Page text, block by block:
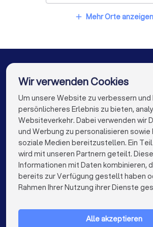
Hochzeitsfotografen in
Hochzeitsfotografen in
Hochzeitsfotografen in
Hochzeitsfotografen in
Hochzeitsfotografen in
Hochzeitsfotografen in
Hochzeitsfotografen in
Hochzeitsfotografen in
add Mehr Orte anzeigen
Die besten Unternehmen für Sie
info@trustlocal.de
FÜR PRIVATPERSONEN
Wir verwenden Cookies
Um unsere Website zu verbessern und
persönlicheres Erlebnis zu bieten,
Websiteverkehr. Dabei verwenden wir
und Werbung zu personalisieren sowie
soziale Medien bereitzustellen. Ein
wird mit unseren Partnern geteilt.
Informationen mit Daten kombinieren,
bereits zur Verfügung gestellt haben
Rahmen Ihrer Nutzung ihrer Dienste
Alle akzeptieren